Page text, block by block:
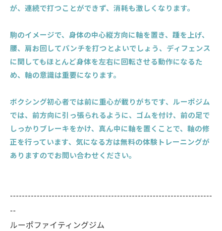
が、連続で打つことができず、消耗も激しくなります。
駒のイメージで、身体の中心縦方向に軸を置き、踵を上げ、
腰、肩お回してパンチを打つとよいでしょう、ディフェンス
に関してもほとんど身体を左右に回転させる動作になるた
め、軸の意識は重要になります。
ボクシング初心者では前に重心が載りがちです、ルーポジム
では、前方向に引っ張られるように、ゴムを付け、前の足で
しっかりブレーキをかけ、真ん中に軸を置くことで、軸の修
正を行っています、気になる方は無料の体験トレーニングが
ありますのでお問い合わせください。
--------------------------------------------------------------------
--
ルーポファイティングジム